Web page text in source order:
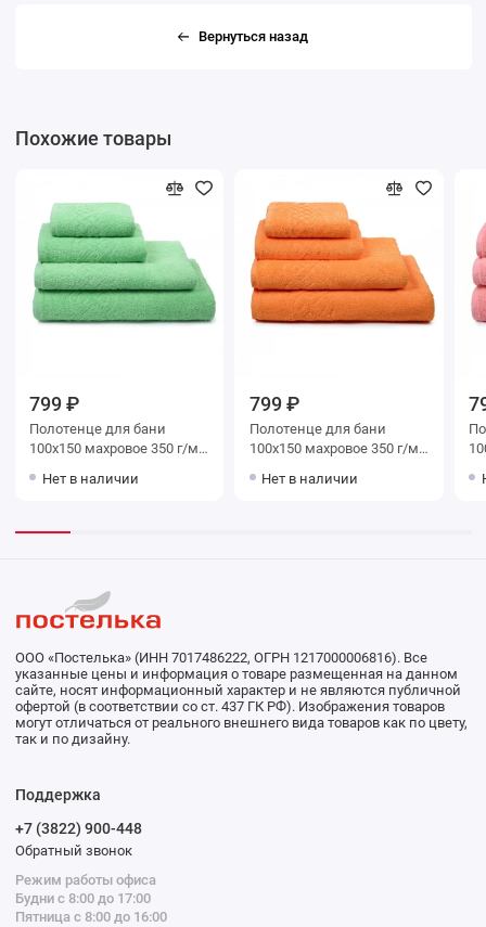
Вернуться назад
Похожие товары
799 ₽
Полотенце для бани
100х150 махровое 350 г/м2
мануфактура Twist
Нет в наличии
799 ₽
Полотенце для бани
100х150 махровое 350 г/м2
мануфактура Twist
Нет в наличии
ООО «Постелька» (ИНН 7017486222, ОГРН 1217000006816). Все
указанные цены и информация о товаре размещенная на данном
сайте, носят информационный характер и не являются публичной
офертой (в соответствии со ст. 437 ГК РФ). Изображения товаров
могут отличаться от реального внешнего вида товаров как по цвету,
так и по дизайну.
Поддержка
+7 (3822) 900-448
Обратный звонок
Режим работы офиса
Будни с 8:00 до 17:00
Пятница с 8:00 до 16:00